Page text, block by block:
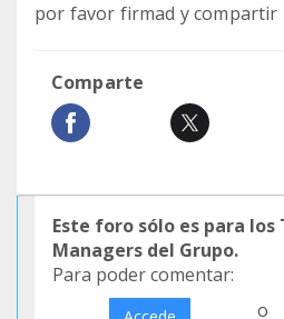
por favor firmad y compartir
Comparte
Este foro sólo es para
Managers del Grupo.
Para poder comentar:
o